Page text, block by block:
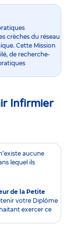
crèches du réseau
Cette Mission
de recherche-
Infirmier
aucune
lequel ils
de la Petite
votre Diplôme
exercer ce